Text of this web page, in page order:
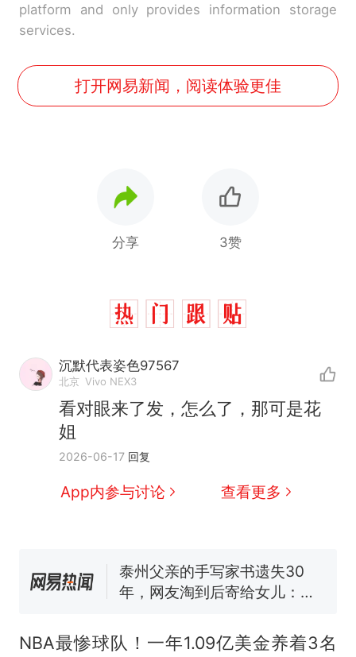
platform and only provides information storage
services.
打开网易新闻，阅读体验更佳
分享 3赞
沉默代表姿色97567
北京 Vivo NEX3
看对眼来了发，怎么了，那可是花
姐
2026-06-17 回复
App内参与讨论 查看更多
热 十多万人报名的考试，成绩
全部作废，公平么？
新 全球唯一没有法定首都的国
家，刚改国名，总统就邀请中
线一圈，还曾两次到中国寻根
的抢着买
浙江人戒备 "白海豚"已创我国
泰州父亲的手写家书遗失30
年，网友淘到后寄给女儿：花
全部作废，公平么？
NBA最惨球队！一年1.09亿美金养着3名